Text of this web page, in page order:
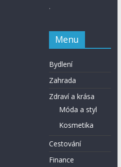
.
Menu
Bydlení
Zahrada
Zdraví a krása
Móda a styl
Kosmetika
Cestování
Finance